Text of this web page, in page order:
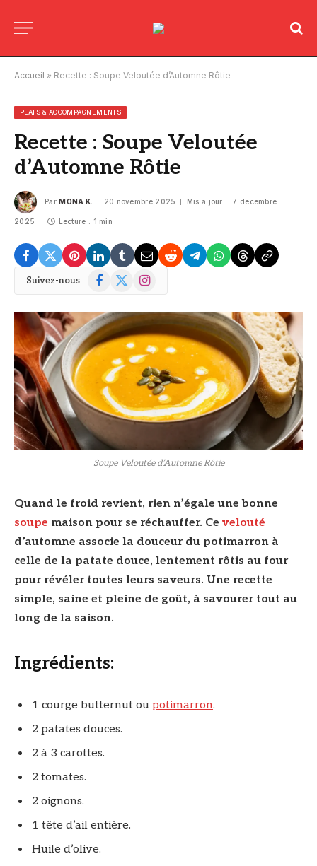
Accueil » Recette : Soupe Veloutée d’Automne Rôtie
PLATS & ACCOMPAGNEMENTS
Recette : Soupe Veloutée
d’Automne Rôtie
Par MONA K. 20 novembre 2025 Mis à jour : 7 décembre
2025 Lecture : 1 min
Suivez-nous Facebook
X
Instagram
Soupe Veloutée d’Automne Rôtie
Quand le froid revient, rien n’égale une bonne
soupe maison pour se réchauffer. Ce velouté
d’automne associe la douceur du potimarron à
celle de la patate douce, lentement rôtis au four
pour révéler toutes leurs saveurs. Une recette
simple, saine et pleine de goût, à savourer tout au
long de la saison.
Ingrédients:
1 courge butternut ou potimarron.
2 patates douces.
2 à 3 carottes.
2 tomates.
2 oignons.
1 tête d’ail entière.
Huile d’olive.